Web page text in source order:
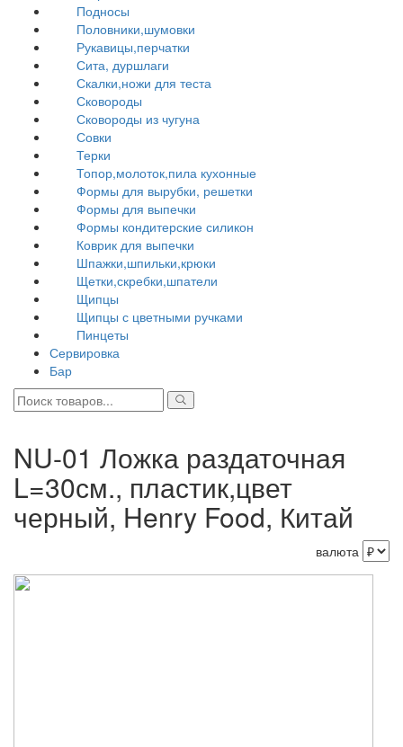
Подносы
Половники,шумовки
Рукавицы,перчатки
Сита, дуршлаги
Скалки,ножи для теста
Сковороды
Сковороды из чугуна
Совки
Терки
Топор,молоток,пила кухонные
Формы для вырубки, решетки
Формы для выпечки
Формы кондитерские силикон
Коврик для выпечки
Шпажки,шпильки,крюки
Щетки,скребки,шпатели
Щипцы
Щипцы с цветными ручками
Пинцеты
Сервировка
Бар
NU-01 Ложка раздаточная
L=30см., пластик,цвет
черный, Henry Food, Китай
валюта